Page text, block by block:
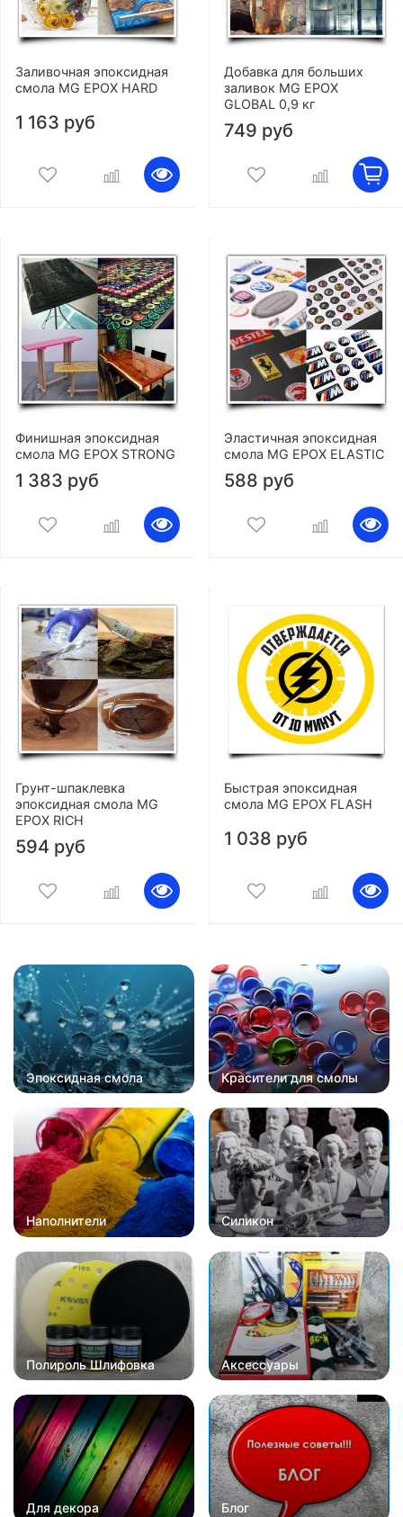
Заливочная эпоксидная
смола MG EPOX HARD
1 163 руб
Добавка для больших
заливок MG EPOX
GLOBAL 0,9 кг
749 руб
Финишная эпоксидная
смола MG EPOX STRONG
1 383 руб
Эластичная эпоксидная
смола MG EPOX ELASTIC
588 руб
Грунт-шпаклевка
эпоксидная смола MG
EPOX RICH
594 руб
Быстрая эпоксидная
смола MG EPOX FLASH
1 038 руб
Эпоксидная смола Красители для смолы
Наполнители Силикон
Полироль Шлифовка Аксессуары
Для декора Блог